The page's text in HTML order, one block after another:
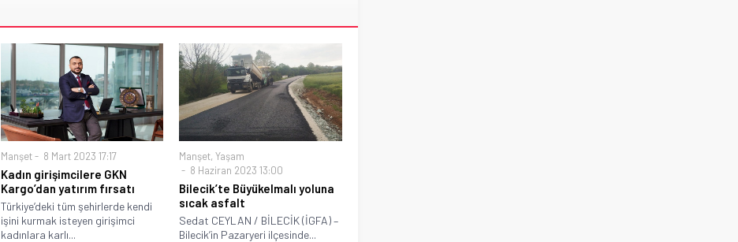
Manşet 8 Mart 2023 17:17
Kadın girişimcilere GKN
Kargo’dan yatırım fırsatı
Türkiye’deki tüm şehirlerde kendi
işini kurmak isteyen girişimci
kadınlara karlı...
Manşet,Yaşam
8 Haziran 2023 13:00
Bilecik’te Büyükelmalı yoluna
sıcak asfalt
Sedat CEYLAN / BİLECİK (İGFA) –
Bilecik’in Pazaryeri ilçesinde...